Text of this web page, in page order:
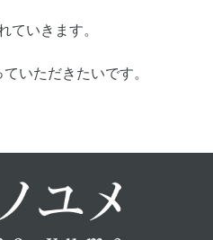
ていきます。
いただきたいです。